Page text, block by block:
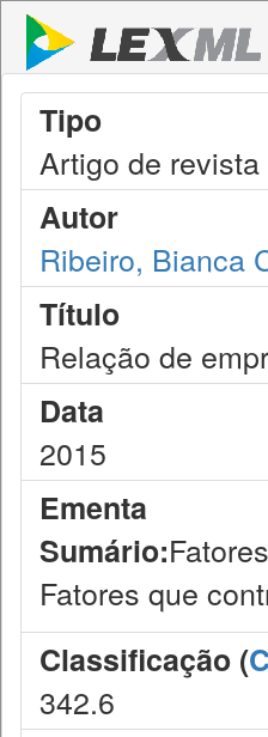
Tipo
Artigo de revista
Autor
Ribeiro, Bianca
Título
Relação de
Data
2015
Ementa
Sumário:
Fatores que
Classificação (
342.6